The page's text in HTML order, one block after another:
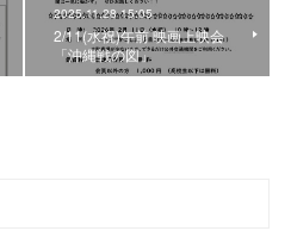
2025.11.28 15:05
2/11(水祝)午前 映画上映会
「沖縄戦の図」